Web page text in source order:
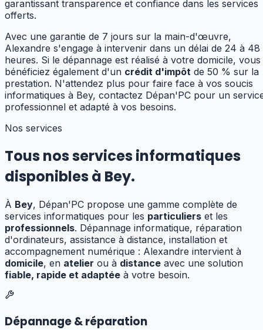
garantissant transparence et confiance dans les services
offerts.
Avec une garantie de 7 jours sur la main-d'œuvre,
Alexandre s'engage à intervenir dans un délai de 24 à 48
heures. Si le dépannage est réalisé à votre domicile, vous
bénéficiez également d'un crédit d'impôt de 50 % sur la
prestation. N'attendez plus pour faire face à vos soucis
informatiques à Bey, contactez Dépan'PC pour un
professionnel et adapté à vos besoins.
Nos services
Tous nos services informatiques
disponibles à Bey.
À Bey, Dépan'PC propose une gamme complète de
services informatiques pour les particuliers et les
professionnels. Dépannage informatique, réparation
d'ordinateurs, assistance à distance, installation et
accompagnement numérique : Alexandre intervient à
domicile, en atelier ou à distance avec une solution
fiable, rapide et adaptée à votre besoin.
Dépannage & réparation